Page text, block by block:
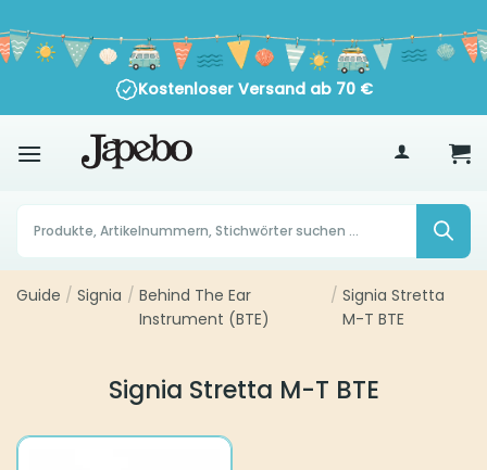
Inhalt
springen
Kostenloser Versand ab 70 €
Products
search
Guide / Signia / Behind The Ear
Instrument (BTE)
/ Signia Stretta
M-T BTE
Signia Stretta M-T BTE